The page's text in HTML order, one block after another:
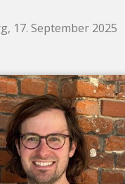
17. September 2025